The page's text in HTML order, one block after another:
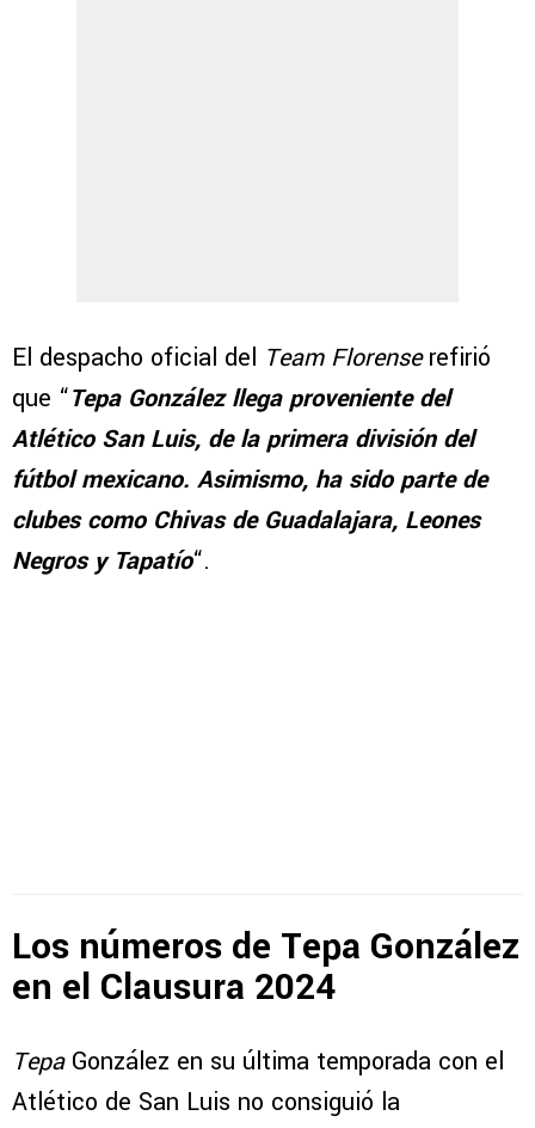
El despacho oficial del Team Florenserefirió
que “Tepa González llega proveniente del
Atlético San Luis, de la primera división del
fútbol mexicano. Asimismo, ha sido parte de
clubes como Chivas de Guadalajara, Leones
Negros y Tapatío“.
Los números de Tepa González
en el Clausura 2024
TepaGonzález en su última temporada con el
Atlético de San Luis no consiguió la